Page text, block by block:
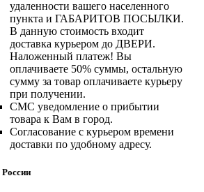
удаленности вашего населенного
пункта и ГАБАРИТОВ ПОСЫЛКИ.
В данную стоимость входит
доставка курьером до ДВЕРИ.
Наложенный платеж! Вы
оплачиваете 50% суммы, остальную
сумму за товар оплачиваете курьеру
при получении.
СМС уведомление о прибытии
товара к Вам в город.
Согласование с курьером времени
доставки по удобному адресу.